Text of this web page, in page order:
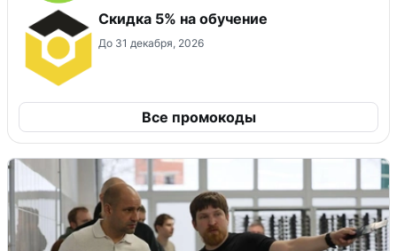
Скидка 5% на обучение
До 31 декабря, 2026
Все промокоды